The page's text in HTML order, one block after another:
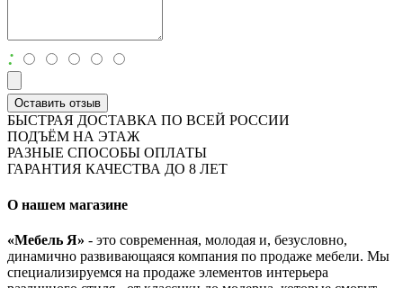
:
Оставить отзыв
БЫСТРАЯ ДОСТАВКА ПО ВСЕЙ РОССИИ
ПОДЪЁМ НА ЭТАЖ
РАЗНЫЕ СПОСОБЫ ОПЛАТЫ
ГАРАНТИЯ КАЧЕСТВА ДО 8 ЛЕТ
О нашем магазине
«Мебель Я» - это современная, молодая и, безусловно,
динамично развивающаяся компания по продаже мебели. Мы
специализируемся на продаже элементов интерьера